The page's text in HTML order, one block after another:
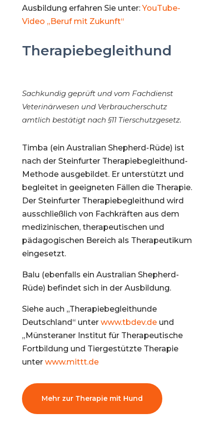
Ausbildung erfahren Sie unter:YouTube-
Video „Beruf mit Zukunft“
Therapiebegleithund
Sachkundig geprüft und vom Fachdienst
Veterinärwesen und Verbraucherschutz
amtlich bestätigt nach §11 Tierschutzgesetz.
Timba (ein Australian Shepherd-Rüde) ist
nach der Steinfurter Therapiebegleithund-
Methode ausgebildet. Er unterstützt und
begleitet in geeigneten Fällen die Therapie.
Der Steinfurter Therapiebegleithund wird
ausschließlich von Fachkräften aus dem
medizinischen, therapeutischen und
pädagogischen Bereich als Therapeutikum
eingesetzt.
Balu (ebenfalls ein Australian Shepherd-
Rüde) befindet sich in der Ausbildung.
Siehe auch „Therapiebegleithunde
Deutschland“ unter www.tbdev.deund
„Münsteraner Institut für Therapeutische
Fortbildung und Tiergestützte Therapie
unter www.mittt.de
Mehr zur Therapie mit Hund